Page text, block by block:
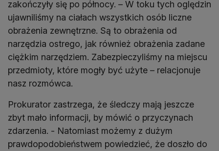
zakończyły się po północy. – W toku tych oględzin
ujawniliśmy na ciałach wszystkich osób liczne
obrażenia zewnętrzne. Są to obrażenia od
narzędzia ostrego, jak również obrażenia zadane
ciężkim narzędziem. Zabezpieczyliśmy na miejscu
przedmioty, które mogły być użyte – relacjonuje
nasz rozmówca.
Prokurator zastrzega, że śledczy mają jeszcze
zbyt mało informacji, by mówić o przyczynach
zdarzenia. - Natomiast możemy z dużym
prawdopodobieństwem powiedzieć, że doszło do